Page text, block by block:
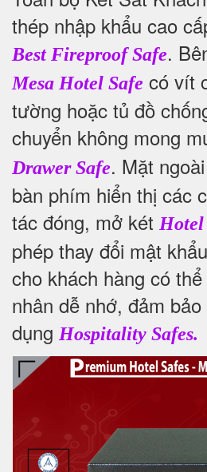
thép nhập khẩu cao
Best Fireproof Safe.
Mesa Hotel Safe có vít
tường hoặc tủ đồ
chuyển không mong
Drawer Safe. Mặt
bàn phím hiển thị các
tác đóng, mở két Hotel
phép thay đổi mật
cho khách hàng có
nhân dễ nhớ, đảm
dụng Hospitality Safes.